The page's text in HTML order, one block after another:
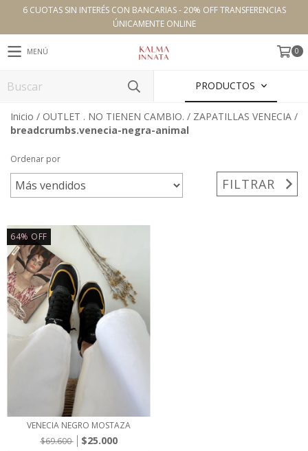
6 CUOTAS SIN INTERÉS CON BANCARIAS - 20% OFF TRANSFERENCIAS
ÚNICAMENTE ONLINE
MENÚ 0
PRODUCTOS
Inicio / OUTLET . NO TIENEN CAMBIO. / ZAPATILLAS VENECIA /
breadcrumbs.venecia-negra-animal
Ordenar por
FILTRAR
64% OFF
VENECIA NEGRO MOSTAZA
$69.600
$25.000